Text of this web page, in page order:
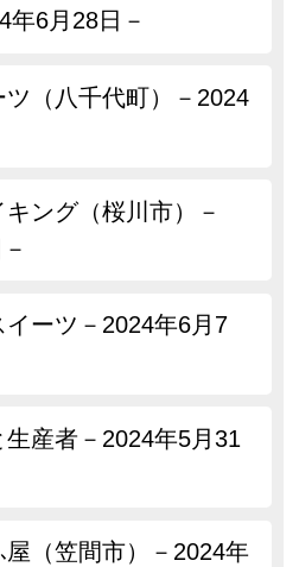
年6月28日－
ツ（八千代町）－2024
ング（桜川市）－
ーツ－2024年6月7
産者－2024年5月31
（笠間市）－2024年